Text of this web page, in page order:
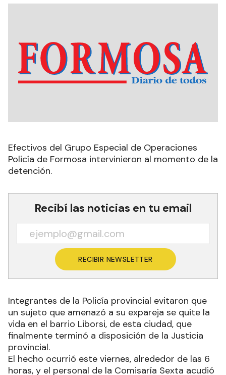
Efectivos del Grupo Especial de Operaciones
Policía de Formosa intervinieron al momento de la
detención.
Recibí las noticias en tu email
RECIBIR NEWSLETTER
Integrantes de la Policía provincial evitaron que
un sujeto que amenazó a su expareja se quite la
vida en el barrio Liborsi, de esta ciudad, que
finalmente terminó a disposición de la Justicia
provincial.
El hecho ocurrió este viernes, alrededor de las 6
horas, y el personal de la Comisaría Sexta acudió